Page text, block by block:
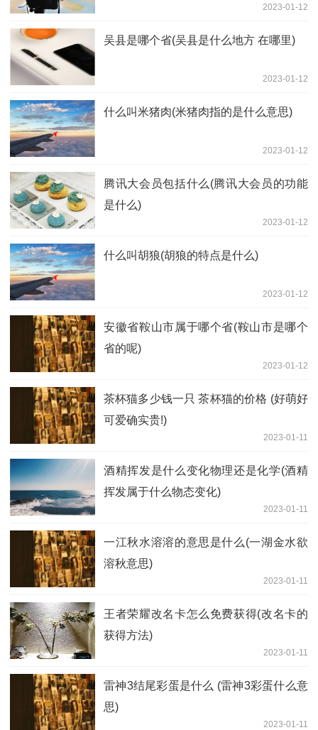
2023-01-12
吴县是哪个省(吴县是什么地方 在哪里)
2023-01-12
什么叫米猪肉(米猪肉指的是什么意思)
2023-01-12
腾讯大会员包括什么(腾讯大会员的功能
是什么)
2023-01-12
什么叫胡狼(胡狼的特点是什么)
2023-01-12
安徽省鞍山市属于哪个省(鞍山市是哪个
省的呢)
2023-01-12
茶杯猫多少钱一只 茶杯猫的价格 (好萌好
可爱确实贵!)
2023-01-11
酒精挥发是什么变化物理还是化学(酒精
挥发属于什么物态变化)
2023-01-11
一江秋水溶溶的意思是什么(一湖金水欲
溶秋意思)
2023-01-11
王者荣耀改名卡怎么免费获得(改名卡的
获得方法)
2023-01-11
雷神3结尾彩蛋是什么 (雷神3彩蛋什么意
思)
2023-01-11